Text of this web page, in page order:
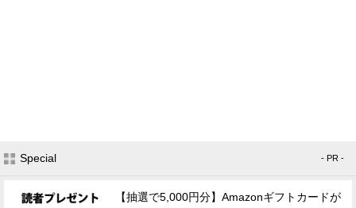
Special - PR -
【抽選で5,000円分】Amazonギフトカードが